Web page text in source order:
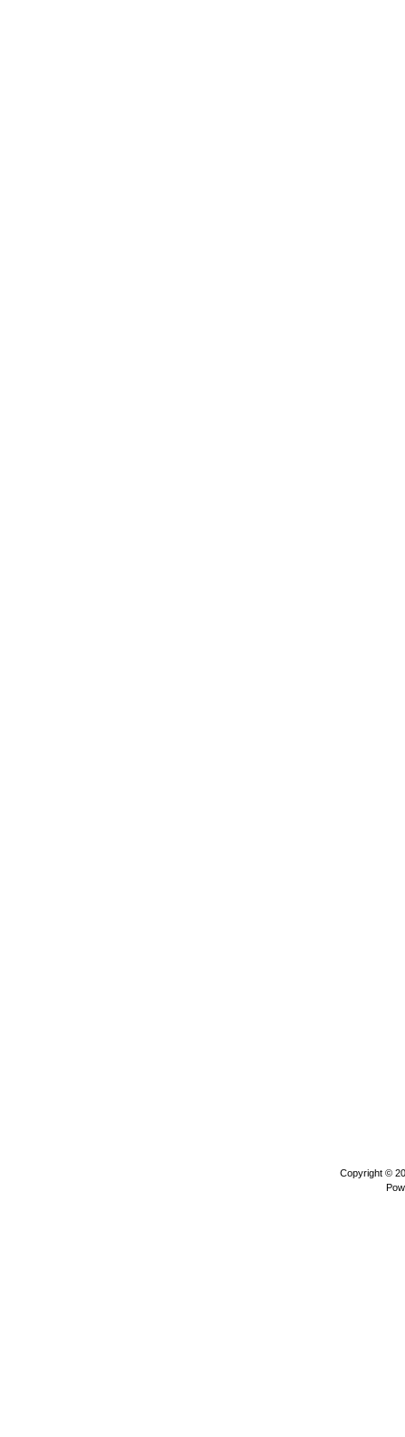
Copyright ©